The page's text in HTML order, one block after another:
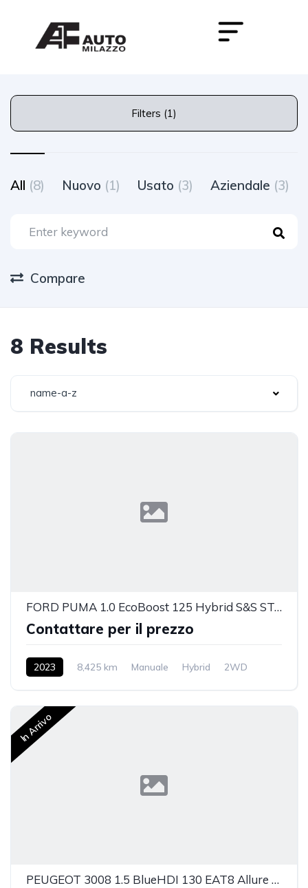
Filters (1)
All (8) Nuovo (1) Usato (3) Aziendale (3)
Compare
8 Results
name-a-z
FORD PUMA 1.0 EcoBoost 125 Hybrid S&S ST-Line
Contattare per il prezzo
2023 8,425 km Manuale Hybrid 2WD
In Arrivo
PEUGEOT 3008 1.5 BlueHDI 130 EAT8 Allure Pack